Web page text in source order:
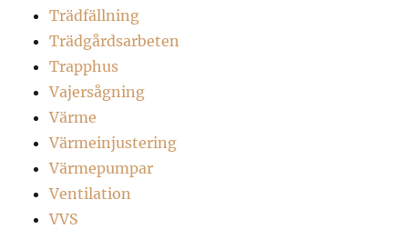
Trädfällning
Trädgårdsarbeten
Trapphus
Vajersågning
Värme
Värmeinjustering
Värmepumpar
Ventilation
VVS